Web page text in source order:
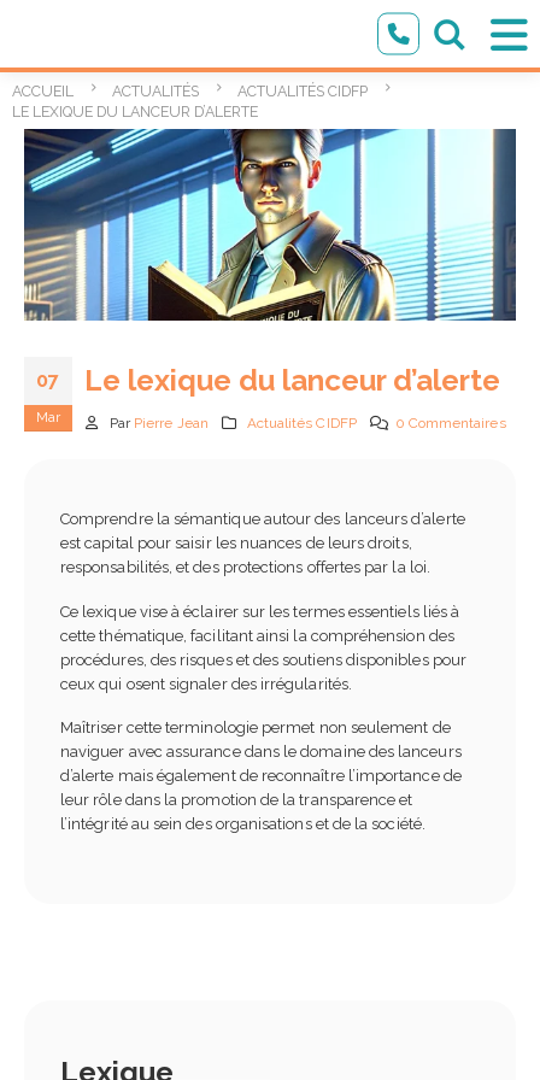
ACCUEIL ACTUALITÉS
ACTUALITÉS CIDFP
LE LEXIQUE DU LANCEUR D’ALERTE
07
Mar
Le lexique du lanceur d’alerte
Par Pierre Jean Actualités CIDFP 0 Commentaires
Comprendre la sémantique autour des lanceurs d’alerte
est capital pour saisir les nuances de leurs droits,
responsabilités, et des protections offertes par la loi.
Ce lexique vise à éclairer sur les termes essentiels liés à
cette thématique, facilitant ainsi la compréhension des
procédures, des risques et des soutiens disponibles pour
ceux qui osent signaler des irrégularités.
Maîtriser cette terminologie permet non seulement de
naviguer avec assurance dans le domaine des lanceurs
d’alerte mais également de reconnaître l’importance de
leur rôle dans la promotion de la transparence et
l’intégrité au sein des organisations et de la société.
Lexique
Comment choisir son CRM
en 2026 : guide complet et
check-list
pourquoi former ses
intégration de salarié
réussie
18 août 2025